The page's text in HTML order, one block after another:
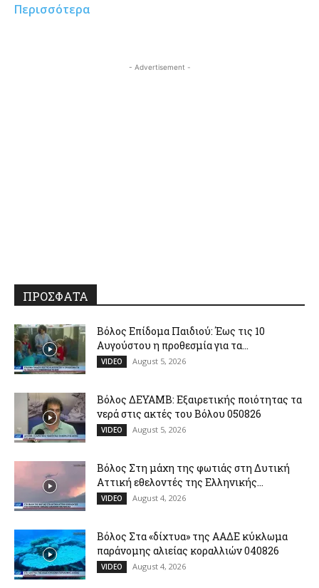
Περισσότερα
- Advertisement -
ΠΡΟΣΦΑΤΑ
Βόλος Επίδομα Παιδιού: Έως τις 10
Αυγούστου η προθεσμία για τα...
VIDEO August 5, 2026
Βόλος ΔΕΥΑΜΒ: Εξαιρετικής ποιότητας τα
νερά στις ακτές του Βόλου 050826
VIDEO August 5, 2026
Βόλος Στη μάχη της φωτιάς στη Δυτική
Αττική εθελοντές της Ελληνικής...
VIDEO August 4, 2026
Βόλος Στα «δίχτυα» της ΑΑΔΕ κύκλωμα
παράνομης αλιείας κοραλλιών 040826
VIDEO August 4, 2026